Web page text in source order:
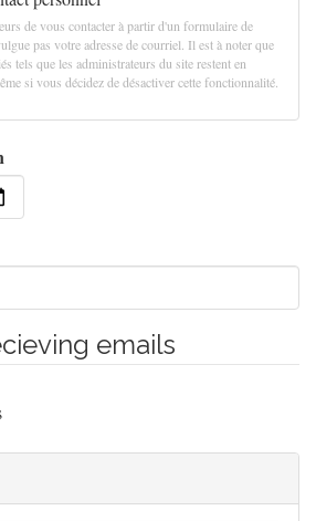
de vous contacter à partir d'un formulaire de
pas votre adresse de courriel. Il est à noter que
tels que les administrateurs du site restent en
si vous décidez de désactiver cette fonctionnalité.
emails